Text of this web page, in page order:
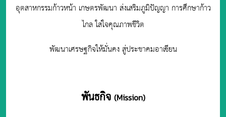
อุตสาหกรรมก้าวหน้า เกษตรพัฒนา ส่งเสริมภูมิปัญญา การศึกษาก้าว
ไกล ใส่ใจคุณภาพชีวิต
พัฒนาเศรษฐกิจให้มั่นคง สู่ประชาคมอาเซียน
พันธกิจ (Mission)